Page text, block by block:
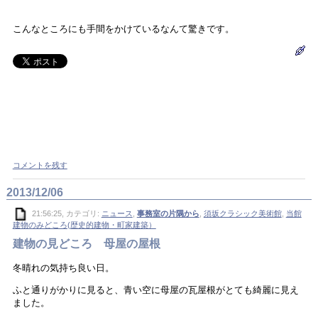
こんなところにも手間をかけているなんて驚きです。
コメントを残す
2013/12/06
21:56:25, カテゴリ: ニュース 事務室の片隅から 須坂クラシック美術館, 当館
建物のみどころ(歴史的建物・町家建築）
建物の見どころ 母屋の屋根
冬晴れの気持ち良い日。
ふと通りがかりに見ると、青い空に母屋の瓦屋根がとても綺麗に見え
ました。